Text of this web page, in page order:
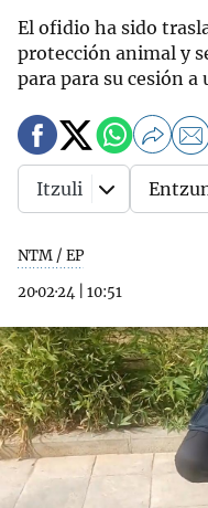
El ofidio ha sido
protección animal y
para para su cesión
NTM / EP
20·02·24
10:51
Itzuli